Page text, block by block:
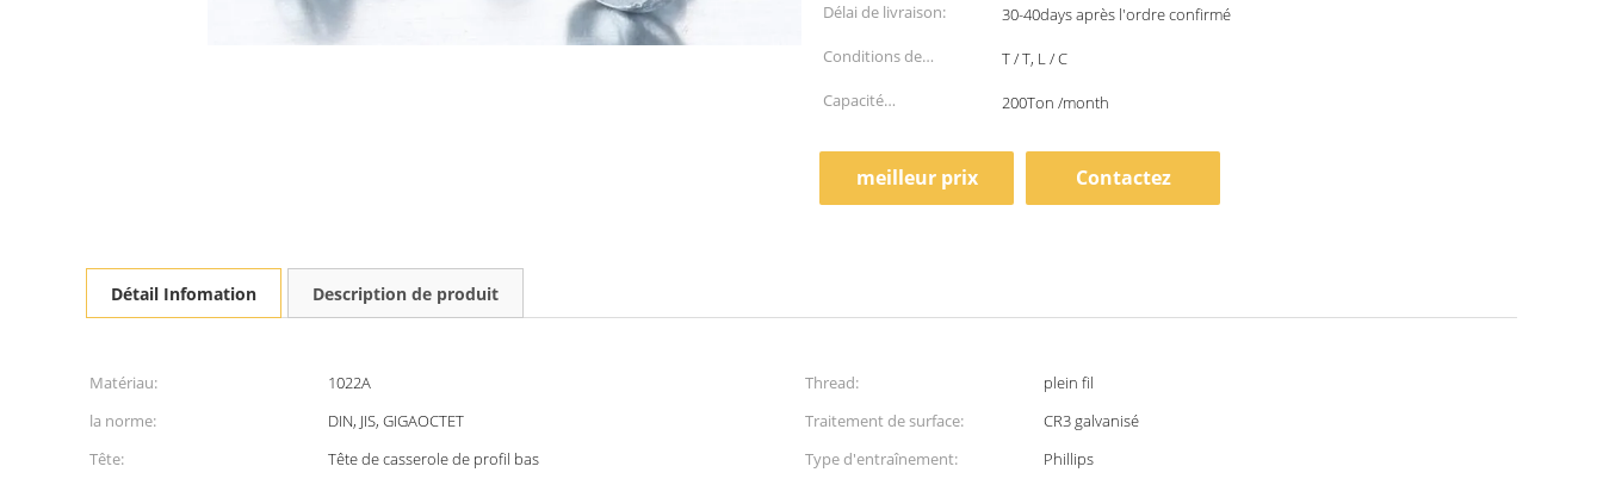
Délai de livraison:
30-40days après l'ordre confirmé
Conditions de
paiement:
T / T, L / C
Capacité
200Ton /month
meilleur prix Contactez
Détail Infomation Description de produit
Matériau: 1022A Thread:
plein fil
la norme:
DIN, JIS, GIGAOCTET Traitement de surface:
CR3 galvanisé
Tête:
Tête de casserole de profil bas Type d'entraînement:
Phillips